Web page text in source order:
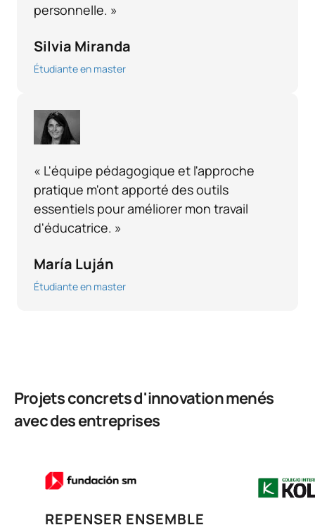
personnelle. »
Silvia Miranda
Étudiante en master
« L'équipe pédagogique et l'approche
pratique m'ont apporté des outils
essentiels pour améliorer mon travail
d'éducatrice. »
María Luján
Étudiante en master
Projets concrets d'innovation menés
avec des entreprises
REPENSER ENSEMBLE